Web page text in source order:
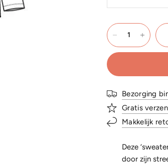
Bezorging
Gratis
Makkelijk
Deze‘
door zijn